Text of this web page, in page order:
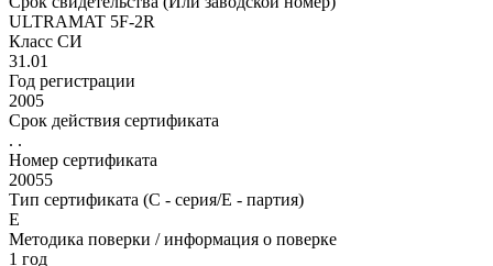
ULTRAMAT 5F-2R
Класс СИ
31.01
Год регистрации
2005
Срок действия сертификата
. .
Номер сертификата
20055
Тип сертификата (C - серия/E - партия)
Е
Методика поверки / информация о поверке
1 год